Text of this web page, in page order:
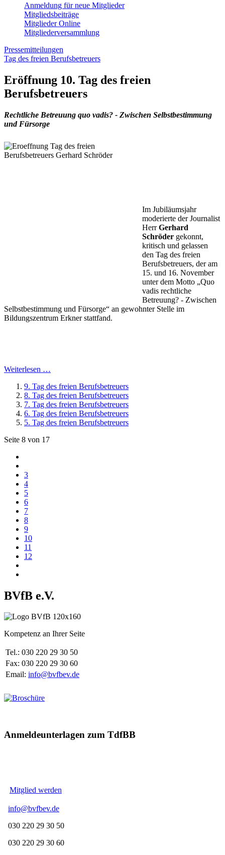
Anmeldung für neue Mitglieder
Mitgliedsbeiträge
Mitglieder Online
Mitgliederversammlung
Pressemitteilungen
Tag des freien Berufsbetreuers
Eröffnung 10. Tag des freien
Berufsbetreuers
Rechtliche Betreuung quo vadis? - Zwischen Selbstbestimmung
und Fürsorge
Im Jubiläumsjahr
moderierte der Journalist
HerrGerhard
Schröder gekonnt,
kritisch und gelassen
den Tag des freien
Berufsbetreuers, der am
15. und 16. November
unter dem Motto „Quo
vadis rechtliche
Betreuung? - Zwischen
Selbstbestimmung und Fürsorge“ an gewohnter Stelle im
Bildungszentrum Erkner stattfand.
Weiterlesen …
9. Tag des freien Berufsbetreuers
8. Tag des freien Berufsbetreuers
7. Tag des freien Berufsbetreuers
6. Tag des freien Berufsbetreuers
5. Tag des freien Berufsbetreuers
Seite 8 von 17
3
4
5
6
7
8
9
10
11
12
BVfB e.V.
Kompetenz an Ihrer Seite
Tel.: 030 220 29 30 50
Fax: 030 220 29 30 60
Email: info@bvfbev.de
Anmeldeunterlagen zum TdfBB
Mitglied werden
info@bvfbev.de
030 220 29 30 50
030 220 29 30 60